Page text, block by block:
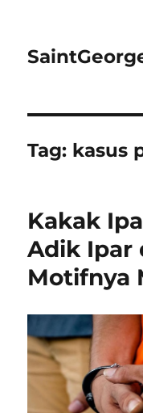
Tag: kasus
Kakak
Adik Ipar
Motifnya